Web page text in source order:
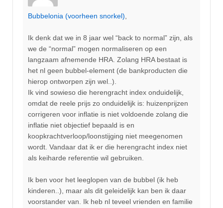
Bubbelonia (voorheen snorkel)
Ik denk dat we in 8 jaar wel “back to normal” zijn, als
we de “normal” mogen normaliseren op een
langzaam afnemende HRA. Zolang HRA bestaat is
het nl geen bubbel-element (de bankproducten die
hierop ontworpen zijn wel..).
Ik vind sowieso die herengracht index onduidelijk,
omdat de reele prijs zo onduidelijk is: huizenprijzen
corrigeren voor inflatie is niet voldoende zolang die
inflatie niet objectief bepaald is en
koopkrachtverloop/loonstijging niet meegenomen
wordt. Vandaar dat ik er die herengracht index niet
als keiharde referentie wil gebruiken.
Ik ben voor het leeglopen van de bubbel (ik heb
kinderen..), maar als dit geleidelijk kan ben ik daar
voorstander van. Ik heb nl teveel vrienden en familie